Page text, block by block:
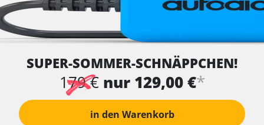
SUPER-SOMMER-SCHNÄPPCHEN!
179 € nur 129,00 €*
in den Warenkorb